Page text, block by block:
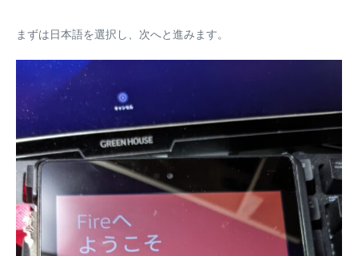
まずは日本語を選択し、次へと進みます。